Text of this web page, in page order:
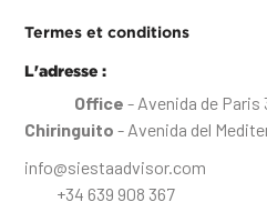
Termes et conditions
L'adresse :
Office - Avenida de Paris
Chiringuito - Avenida del
info@siestaadvisor.com
+34 639 908 367